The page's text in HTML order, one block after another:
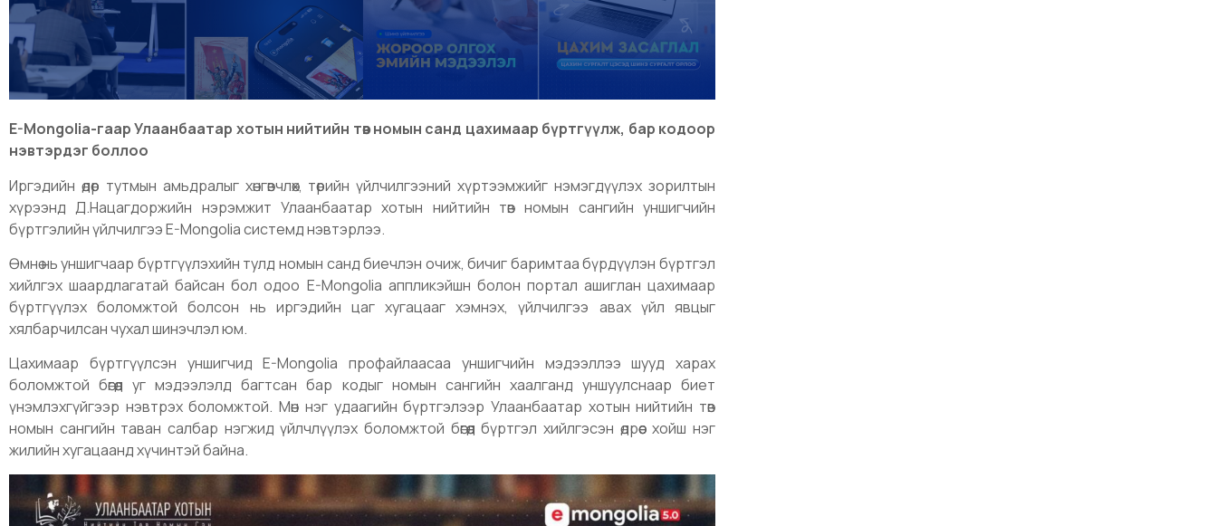
E-Mongolia-гаар Улаанбаатар хотын нийтийн төв номын санд цахимаар бүртгүүлж, бар кодоор
нэвтэрдэг боллоо
Иргэдийн өдөр тутмын амьдралыг хөнгөвчлөх, төрийн үйлчилгээний хүртээмжийг нэмэгдүүлэх зорилтын
хүрээнд Д.Нацагдоржийн нэрэмжит Улаанбаатар хотын нийтийн төв номын сангийн уншигчийн
бүртгэлийн үйлчилгээ E-Mongolia системд нэвтэрлээ.
Өмнө нь уншигчаар бүртгүүлэхийн тулд номын санд биечлэн очиж, бичиг баримтаа бүрдүүлэн бүртгэл
хийлгэх шаардлагатай байсан бол одоо E-Mongolia аппликэйшн болон портал ашиглан цахимаар
бүртгүүлэх боломжтой болсон нь иргэдийн цаг хугацааг хэмнэх, үйлчилгээ авах үйл явцыг
хялбарчилсан чухал шинэчлэл юм.
Цахимаар бүртгүүлсэн уншигчид E-Mongolia профайлаасаа уншигчийн мэдээллээ шууд харах
боломжтой бөгөөд уг мэдээлэлд багтсан бар кодыг номын сангийн хаалганд уншуулснаар биет
үнэмлэхгүйгээр нэвтрэх боломжтой. Мөн нэг удаагийн бүртгэлээр Улаанбаатар хотын нийтийн төв
номын сангийн таван салбар нэгжид үйлчлүүлэх боломжтой бөгөөд бүртгэл хийлгэсэн өдрөөс хойш нэг
жилийн хугацаанд хүчинтэй байна.